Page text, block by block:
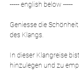
----- english below -----
Geniesse die
des Klangs.
In dieser Klangreise
hinzulegen und zu